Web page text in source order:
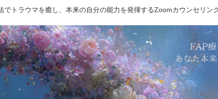
でトラウマを癒し、本来の自分の能力を発揮するZoomカウンセリン